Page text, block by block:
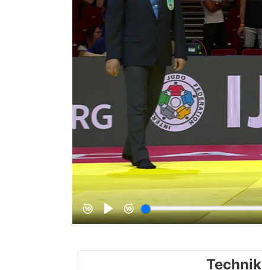
Technik